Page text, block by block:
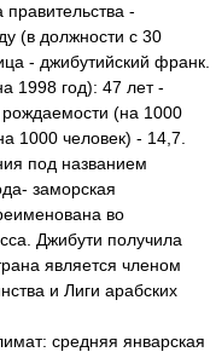
-
(в должности с 30
- джибутийский франк.
1998 год): 47 лет -
(на 1000
1000 человек) - 14,7.
под названием
заморская
во
Джибути получила
является членом
и Лиги арабских
средняя январская